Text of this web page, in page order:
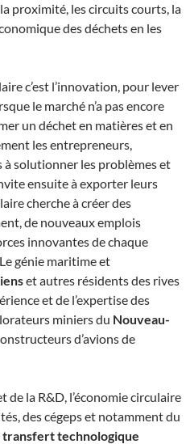
proximité, les circuits courts, la
des déchets en les
c’est l’innovation, pour lever
le marché n’a pas encore
un déchet en matières et en
les entrepreneurs,
solutionner les problèmes et
ensuite à exporter leurs
cherche à créer des
de nouveaux emplois
innovantes de chaque
génie maritime et
et autres résidents des rives
et de l’expertise des
miniers du Nouveau-
d’avions de
de la R&D, l’économie circulaire
des cégeps et notamment du
transfert technologique